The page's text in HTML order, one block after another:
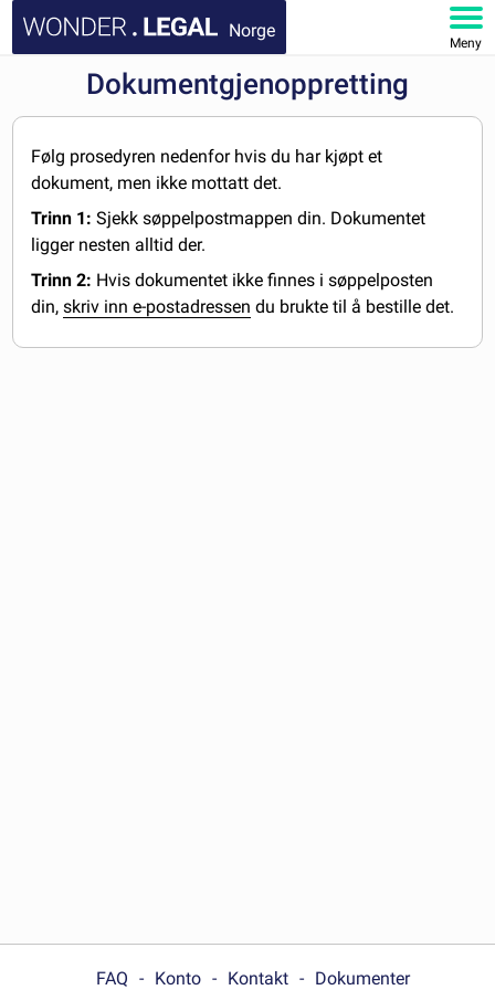
Norge
Meny
MIN KONTO
Dokumentgjenoppretting
Følg prosedyren nedenfor hvis du har kjøpt et
dokument, men ikke mottatt det.
Trinn 1: Sjekk søppelpostmappen din. Dokumentet
ligger nesten alltid der.
Trinn 2: Hvis dokumentet ikke finnes i søppelposten
din,skriv inn e-postadressen du brukte til å bestille det.
FAQ Konto Kontakt Dokumenter